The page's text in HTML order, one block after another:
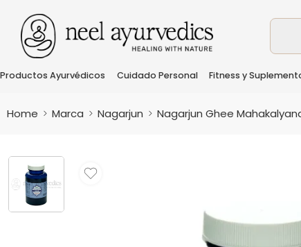
Productos Ayurvédicos Cuidado Personal Fitness y
Home Marca Nagarjun Nagarjun Ghee